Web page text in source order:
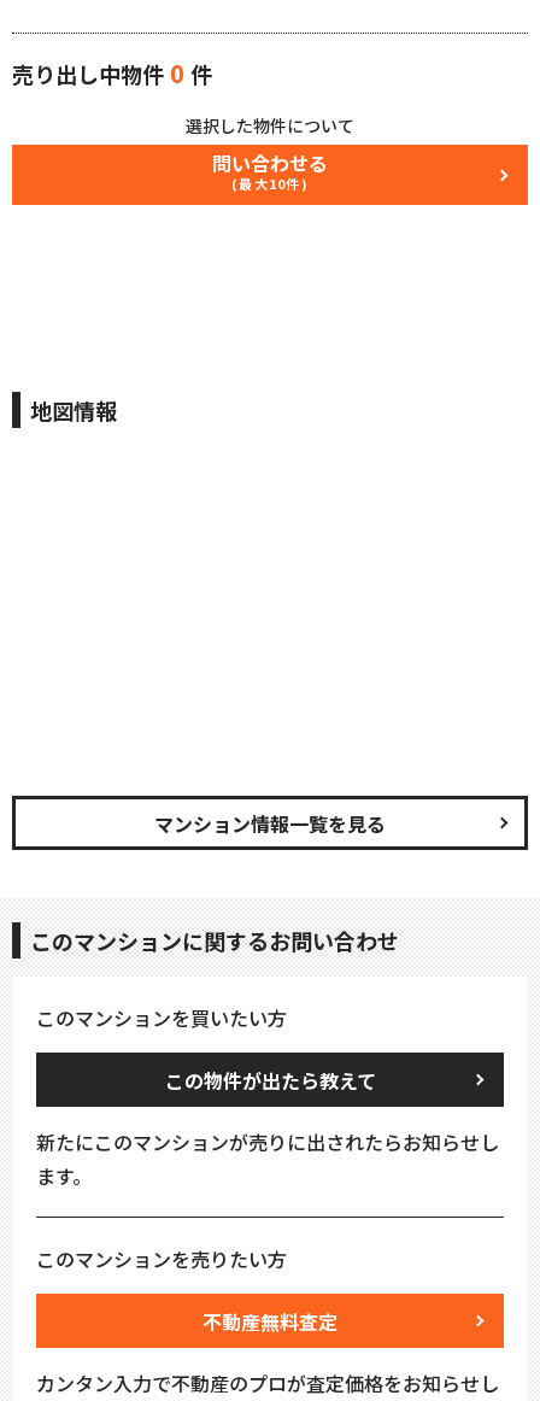
売り出し中物件 0 件
選択した物件について
問い合わせる
(最大10件)
地図情報
マンション情報一覧を見る
このマンションに関するお問い合わせ
このマンションを買いたい方
この物件が出たら教えて
新たにこのマンションが売りに出されたらお知らせし
ます。
このマンションを売りたい方
不動産無料査定
カンタン入力で不動産のプロが査定価格をお知らせし